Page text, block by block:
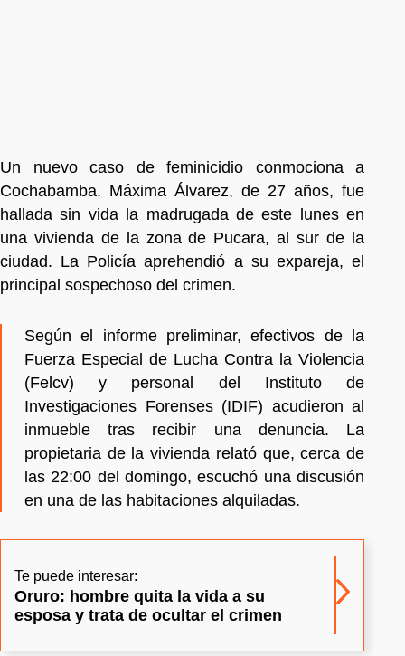
Un nuevo caso de feminicidio conmociona a
Cochabamba. Máxima Álvarez, de 27 años, fue
hallada sin vida la madrugada de este lunes en
una vivienda de la zona de Pucara, al sur de la
ciudad. La Policía aprehendió a su expareja, el
principal sospechoso del crimen.
Según el informe preliminar, efectivos de la
Fuerza Especial de Lucha Contra la Violencia
(Felcv) y personal del Instituto de
Investigaciones Forenses (IDIF) acudieron al
inmueble tras recibir una denuncia. La
propietaria de la vivienda relató que, cerca de
las 22:00 del domingo, escuchó una discusión
en una de las habitaciones alquiladas.
Te puede interesar:
Oruro: hombre quita la vida a su
esposa y trata de ocultar el crimen